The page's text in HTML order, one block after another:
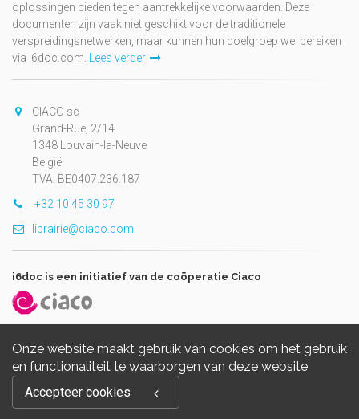
Onze website maakt gebruik van cookies om het gebruik
en functionaliteit te waarborgen van deze website
Accepteer cookies
oplossingen bieden tegen aantrekkelijke voorwaarden. Deze
documenten zijn vaak niet geschikt voor de traditionele
verspreidingsnetwerken, maar kunnen hun doelgroep wel bereiken
via i6doc.com. Lees verder
CIACO sc
Grand-Rue, 2/14
1348 Louvain-la-Neuve
België
TVA: BE0407.236.187
+32 10 45 30 97
librairie@ciaco.com
i6doc is een initiatief van de coöperatie Ciaco
Reserved